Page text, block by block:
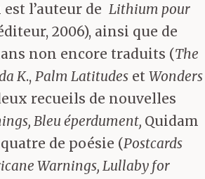
l’auteur de Lithium pour
2006), ainsi que de
non encore traduits (The
K., Palm Latitudes et Wonders
recueils de nouvelles
Bleu éperdument, Quidam
de poésie (Postcards
Warnings, Lullaby for